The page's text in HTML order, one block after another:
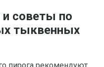
советы по
тыквенных
пирога рекомендуют